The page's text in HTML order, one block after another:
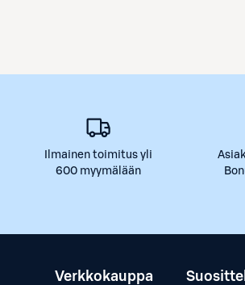
Ilmainen toimitus yli
600 myymälään
Verkkokauppa